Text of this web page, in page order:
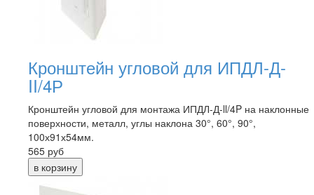
Кронштейн угловой для ИПДЛ-Д-
II/4Р
Кронштейн угловой для монтажа ИПДЛ-Д-ll/4P на наклонные
поверхности, металл, углы наклона 30°, 60°, 90°,
100х91х54мм.
565 руб